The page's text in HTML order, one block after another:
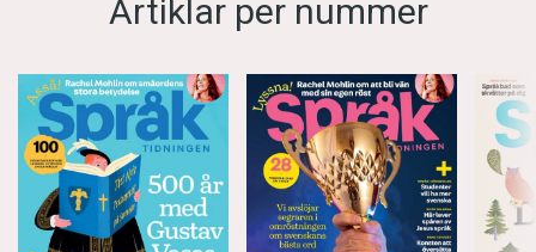
Artiklar per nummer